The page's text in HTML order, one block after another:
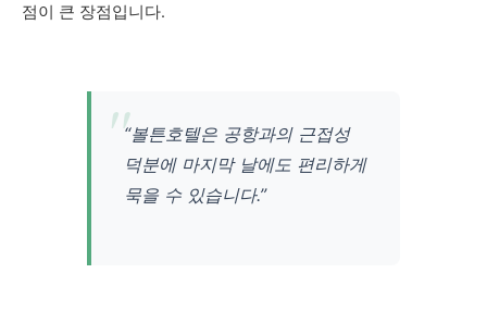
점이 큰 장점입니다.
“볼튼호텔은 공항과의 근접성
덕분에 마지막 날에도 편리하게
묵을 수 있습니다.”